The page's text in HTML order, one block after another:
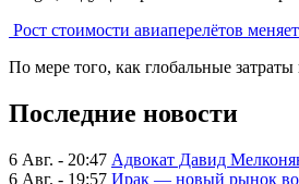
Рост стоимости авиаперелётов
По мере того, как глобальные
Последние новости
6 Авг. - 20:47 Адвокат Давид
6 Авг. - 19:57 Ирак — новый рынок